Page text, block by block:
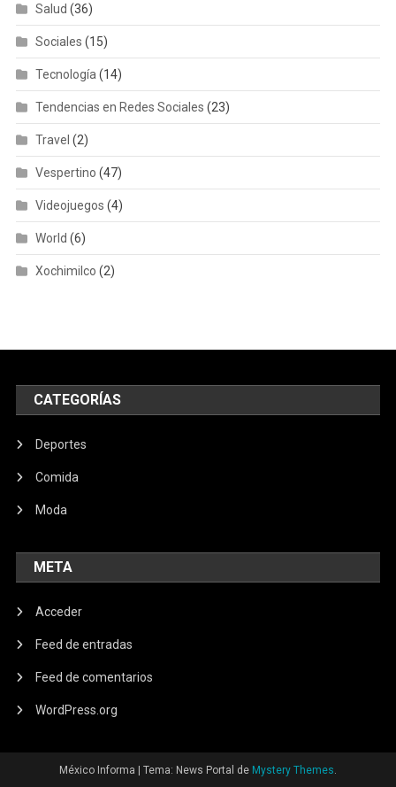
Salud (36)
Sociales (15)
Tecnología(14)
Tendencias en Redes Sociales (23)
Travel (2)
Vespertino (47)
Videojuegos (4)
World (6)
Xochimilco (2)
CATEGORÍAS
Deportes
Comida
Moda
META
Acceder
Feed de entradas
Feed de comentarios
WordPress.org
México Informa Tema: News Portal de Mystery Themes.